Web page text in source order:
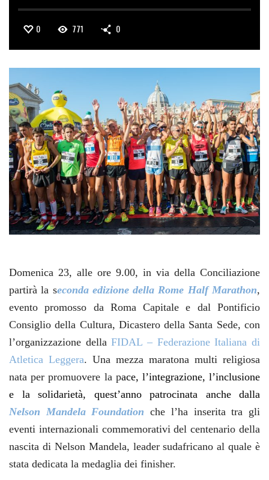
0 771 0
Domenica 23, alle ore 9.00, in via della Conciliazione
partirà la seconda edizione della Rome Half Marathon,
evento promosso da Roma Capitale e dal Pontificio
Consiglio della Cultura, Dicastero della Santa Sede, con
l’organizzazione dellaFIDAL – Federazione Italiana di
Atletica Leggera. Una mezza maratona multi religiosa
nata per promuovere la pace, l’integrazione, l’inclusione
e la solidarietà, quest’anno patrocinata anche dalla
Nelson Mandela Foundation che l’ha inserita tra gli
eventi internazionali commemorativi del centenario della
nascita di Nelson Mandela, leader sudafricano al quale è
stata dedicata la medaglia dei finisher.